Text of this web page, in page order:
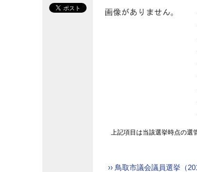
上記項目は当該選挙時点の
›› 鳥取市議会議員選挙（